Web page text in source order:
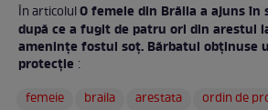
În articolulO femeie din Brăila a ajuns în
după ce a fugit de patru ori din arestul
amenințe fostul soț. Bărbatul obținuse
protecție :
femeie
braila arestata
ordin de